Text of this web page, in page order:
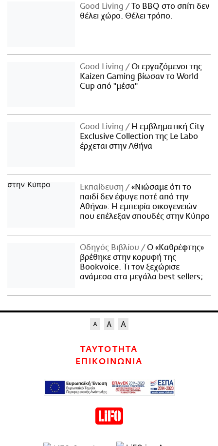
Good Living
Το BBQ στο σπίτι δεν
θέλει χώρο. Θέλει τρόπο.
Good Living
Οι εργαζόμενοι της
Kaizen Gaming βίωσαν το World
Cup από "μέσα"
Good Living
Η εμβληματική City
Exclusive Collection της Le Labo
έρχεται στην Αθήνα
Εκπαίδευση
«Νιώσαμε ότι το
παιδί δεν έφυγε ποτέ από την
Αθήνα»: Η εμπειρία οικογενειών
που επέλεξαν σπουδές στην Κύπρο
Οδηγός Βιβλίου
Ο «Καθρέφτης»
βρέθηκε στην κορυφή της
Bookvoice. Τι τον ξεχώρισε
ανάμεσα στα μεγάλα best sellers;
ΤΑΥΤΟΤΗΤΑ
ΕΠΙΚΟΙΝΩΝΙΑ